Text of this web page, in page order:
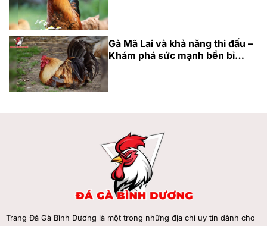
Gà Mã Lai và khả năng thi đấu –
Khám phá sức mạnh bền bỉ
Trang Đá Gà Bình Dương là một trong những địa chỉ uy tín dành cho